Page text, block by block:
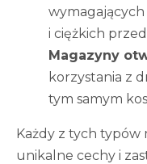
i ciężkich
Magazyny
korzystania z
tym samym
Każdy z tych typów
unikalne cechy i